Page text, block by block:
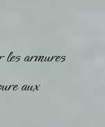
armures
aux